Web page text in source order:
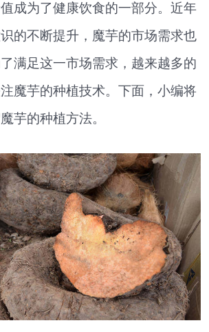
成为了健康饮食的一部分。近年
的不断提升，魔芋的市场需求也
满足这一市场需求，越来越多的
魔芋的种植技术。下面，小编将
芋的种植方法。